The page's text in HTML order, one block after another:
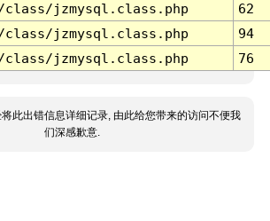
class/jzmysql.class.php
62
class/jzmysql.class.php
94
class/jzmysql.class.php 76
将此出错信息详细记录, 由此给您带来的访问不便我
们深感歉意.